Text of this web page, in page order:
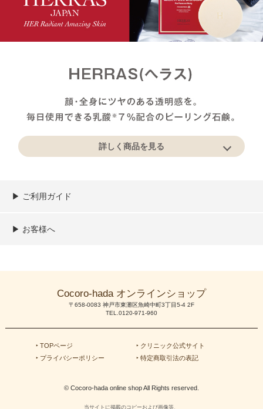
詳しく商品を見る
▶︎ ご利用ガイド
ご利用ガイド
決済／配送／送料について
取り扱い商品一覧
顧客情報の取扱について
特定商取引法の表記
▶︎ お客様へ
Cocoro-hada オンラインショップ
〒658-0083 神戸市東灘区魚崎中町3丁目5-4 2F
TEL.0120-971-960
‣ TOPページ
‣ クリニック公式サイト
‣ プライバシーポリシー
‣ 特定商取引法の表記
© Cocoro-hada online shop All Rights reserved.
当サイトに掲載のコピーおよび画像等、